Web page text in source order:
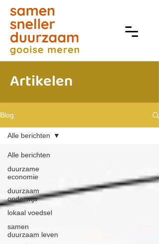
Artikelen
Blog
Alle berichten
duurzame
economie
duurzaam
onderwijs
lokaal voedsel
samen
duurzaam leven
Alle berichten